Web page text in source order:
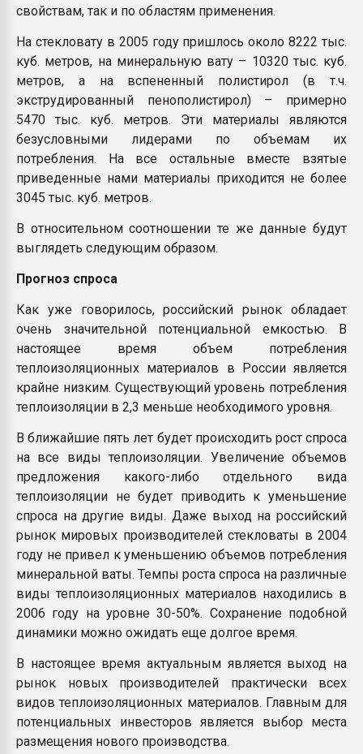
свойствам, так и по областям применения.
На стекловату в 2005 году пришлось около 8222 тыс.
куб. метров, на минеральную вату – 10320 тыс. куб.
метров, а на вспененный полистирол (в т.ч.
экструдированный пенополистирол) – примерно
5470 тыс. куб. метров. Эти материалы являются
безусловными лидерами по объемам их
потребления. На все остальные вместе взятые
приведенные нами материалы приходится не более
3045 тыс. куб. метров.
В относительном соотношении те же данные будут
выглядеть следующим образом.
Прогноз спроса
Как уже говорилось, российский рынок обладает
очень значительной потенциальной емкостью. В
настоящее время объем потребления
теплоизоляционных материалов в России является
крайне низким. Существующий уровень потребления
теплоизоляции в 2,3 меньше необходимого уровня.
В ближайшие пять лет будет происходить рост спроса
на все виды теплоизоляции. Увеличение объемов
предложения какого-либо отдельного вида
теплоизоляции не будет приводить к уменьшение
спроса на другие виды. Даже выход на российский
рынок мировых производителей стекловаты в 2004
году не привел к уменьшению объемов потребления
минеральной ваты. Темпы роста спроса на различные
виды теплоизоляционных материалов находились в
2006 году на уровне 30-50%. Сохранение подобной
динамики можно ожидать еще долгое время.
В настоящее время актуальным является выход на
рынок новых производителей практически всех
видов теплоизоляционных материалов. Главным для
потенциальных инвесторов является выбор места
размещения нового производства.